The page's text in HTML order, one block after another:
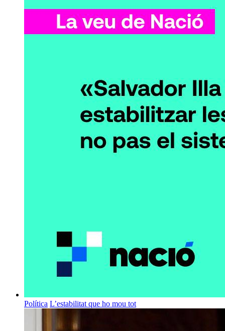
Política L’estabilitat que ho mou tot